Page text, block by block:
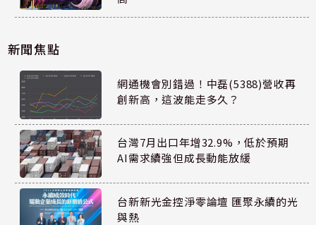
新聞焦點
網通機會別錯過！中磊(5388)營收再
創新高，這波能走多久？
台灣7月出口年增32.9%，低於預期
AI需求續強但成長動能放緩
台新新光金控淨零論壇 匯聚永續的光
與熱